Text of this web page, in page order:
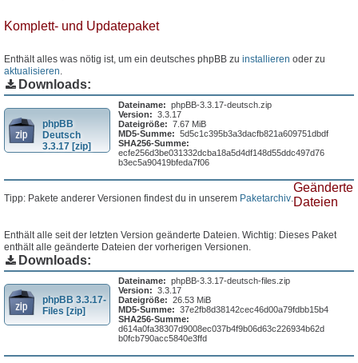
Komplett- und Updatepaket
Enthält alles was nötig ist, um ein deutsches phpBB zu installieren oder zu
aktualisieren.
Downloads:
phpBB
Deutsch
3.3.17 [zip]
Dateiname: phpBB-3.3.17-deutsch.zip
Version: 3.3.17
Dateigröße: 7.67 MiB
MD5-Summe: 5d5c1c395b3a3dacfb821a609751dbdf
SHA256-Summe:
ecfe256d3be031332dcba18a5d4df148d55ddc497d76
b3ec5a90419bfeda7f06
Tipp: Pakete anderer Versionen findest du in unserem Paketarchiv.
Geänderte
Dateien
Enthält alle seit der letzten Version geänderte Dateien. Wichtig: Dieses Paket
enthält alle geänderte Dateien der vorherigen Versionen.
Downloads:
phpBB 3.3.17-
Files [zip]
Dateiname: phpBB-3.3.17-deutsch-files.zip
Version: 3.3.17
Dateigröße: 26.53 MiB
MD5-Summe: 37e2fb8d38142cec46d00a79fdbb15b4
SHA256-Summe:
d614a0fa38307d9008ec037b4f9b06d63c226934b62d
b0fcb790acc5840e3ffd